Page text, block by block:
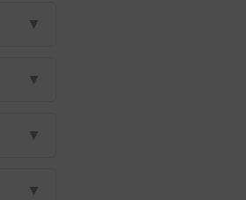
▼
▼
▼
▼